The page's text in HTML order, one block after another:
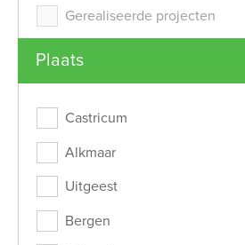
Oh ooh!
Gerealiseerde projecten
Plaats
Castricum
Alkmaar
Uitgeest
Bergen